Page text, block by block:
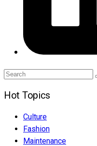
Search
Hot Topics
Culture
Fashion
Maintenance